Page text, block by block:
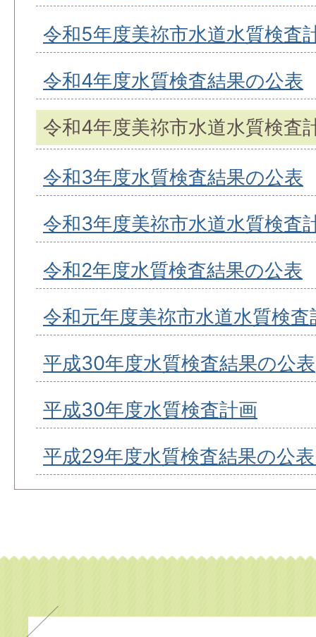
令和5年度美祢市水道水質検査
令和4年度水質検査結果の公表
令和4年度美祢市水道水質検査
令和3年度水質検査結果の公表
令和3年度美祢市水道水質検査
令和2年度水質検査結果の公表
令和元年度美祢市水道水質検
平成30年度水質検査結果の公表
平成30年度水質検査計画
平成29年度水質検査結果の公